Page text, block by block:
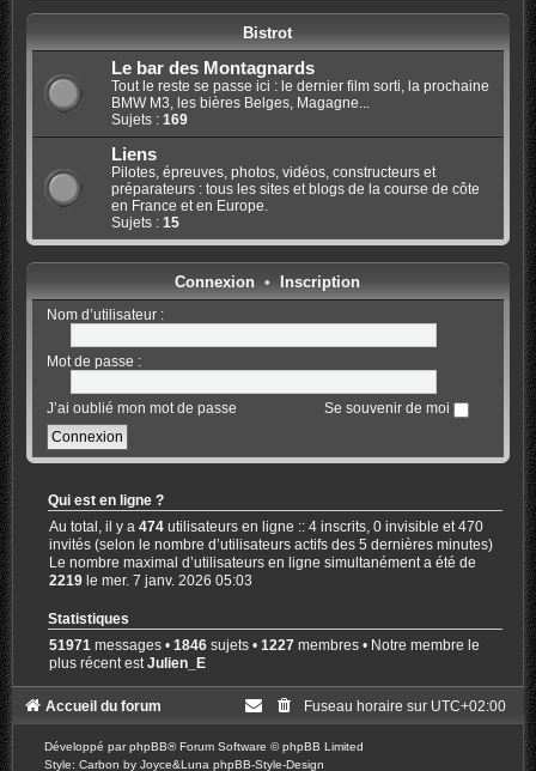
Bistrot
Le bar des Montagnards
Tout le reste se passe ici : le dernier film sorti, la prochaine
BMW M3, les bières Belges, Magagne...
Sujets : 169
Liens
Pilotes, épreuves, photos, vidéos, constructeurs et
préparateurs : tous les sites et blogs de la course de côte
en France et en Europe.
Sujets : 15
Connexion • Inscription
Nom d’utilisateur :
Mot de passe :
J’ai oublié mon mot de passe Se souvenir de moi
Qui est en ligne ?
Au total, il y a474 utilisateurs en ligne :: 4 inscrits, 0 invisible et 470
invités (selon le nombre d’utilisateurs actifs des 5 dernières minutes)
Le nombre maximal d’utilisateurs en ligne simultanément a été de
2219 le mer. 7 janv. 2026 05:03
Statistiques
51971 messages •1846 sujets •1227 membres • Notre membre le
plus récent estJulien_E
Accueil du forum Fuseau horaire sur UTC+02:00
Développé parphpBB® Forum Software © phpBB Limited
Style: Carbon by Joyce&Luna phpBB-Style-Design